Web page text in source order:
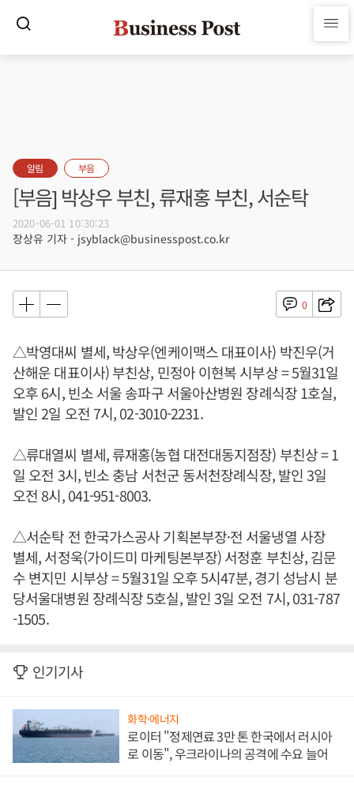
알림 부음
[부음] 박상우 부친, 류재홍 부친, 서순탁
2020-06-01 10:30:23
장상유 기자 - jsyblack@businesspost.co.kr
0
△박영대씨 별세, 박상우(엔케이맥스 대표이사) 박진우(거
산해운 대표이사) 부친상, 민정아 이현복 시부상 = 5월31일
오후 6시, 빈소 서울 송파구 서울아산병원 장례식장 1호실,
발인 2일 오전 7시, 02-3010-2231.
△류대열씨 별세, 류재홍(농협 대전대동지점장) 부친상 = 1
일 오전 3시, 빈소 충남 서천군 동서천장례식장, 발인 3일
오전 8시, 041-951-8003.
△서순탁 전 한국가스공사 기획본부장·전 서울냉열 사장
별세, 서정욱(가이드미 마케팅본부장) 서정훈 부친상, 김문
수 변지민 시부상 = 5월31일 오후 5시47분, 경기 성남시 분
당서울대병원 장례식장 5호실, 발인 3일 오전 7시, 031-787
-1505.
인기기사
화학·에너지
로이터 "정제연료 3만 톤 한국에서 러시아
로 이동", 우크라이나의 공격에 수요 늘어